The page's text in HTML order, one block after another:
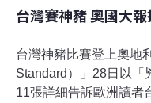
台灣賽神豬 奧國大
台灣神豬比賽登上奧地
Standard）」28日以「
11張詳細告訴歐洲讀者